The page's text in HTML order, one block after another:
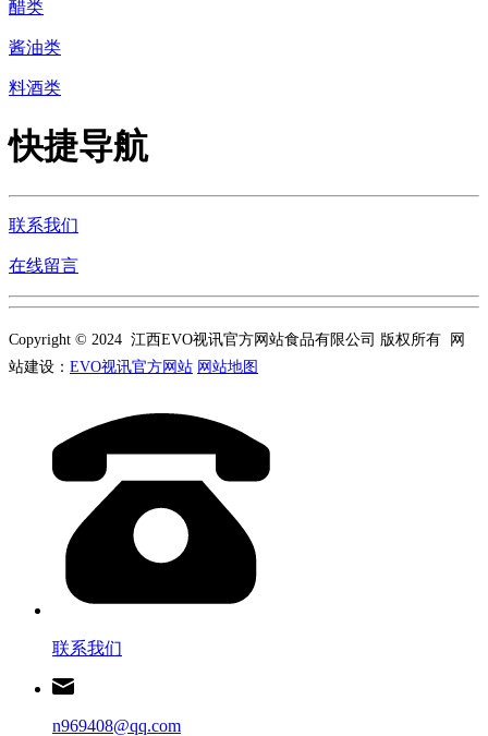
醋类
酱油类
料酒类
快捷导航
联系我们
在线留言
Copyright © 2024 江西EVO视讯官方网站食品有限公司 版权所有 网
站建设： EVO视讯官方网站 网站地图
联系我们
n969408@qq.com